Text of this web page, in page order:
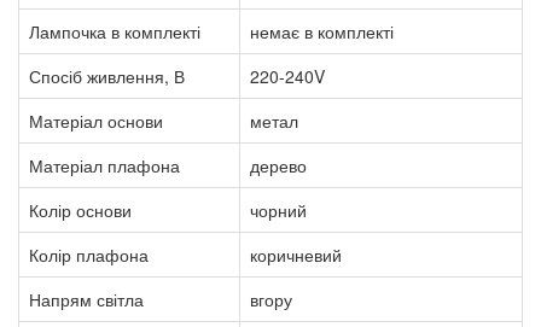
Лампочка в комплекті
немає в комплекті
Спосіб живлення, В
220-240V
Матеріал основи
метал
Матеріал плафона
дерево
Колір основи
чорний
Колір плафона
коричневий
Напрям світла
вгору